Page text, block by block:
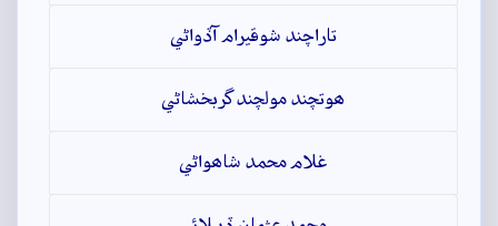
تاراچند شوقيرام آڏواڻي
ھوتچند مولچند گربخشاڻي
غلام محمد شاھواڻي